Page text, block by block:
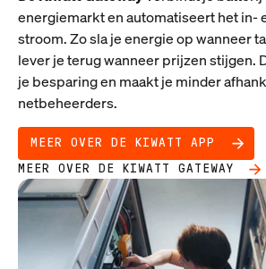
energiemarkt en automatiseert het in-
stroom. Zo sla je energie op wanneer
lever je terug wanneer prijzen stijgen.
je besparing en maakt je minder
netbeheerders.
MEER OVER DE KIWATT APP
MEER OVER DE KIWATT GATEWAY